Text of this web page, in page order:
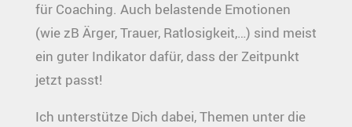
für Coaching. Auch belastende Emotionen
(wie zB Ärger, Trauer, Ratlosigkeit,…) sind meist
ein guter Indikator dafür, dass der Zeitpunkt
jetzt passt!
Ich unterstütze Dich dabei, Themen unter die